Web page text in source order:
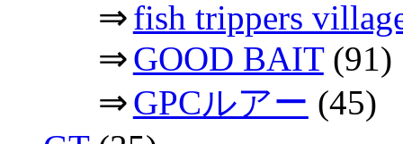
⇒fish trippers
⇒GOOD BAIT(91)
⇒GPCルアー (45)